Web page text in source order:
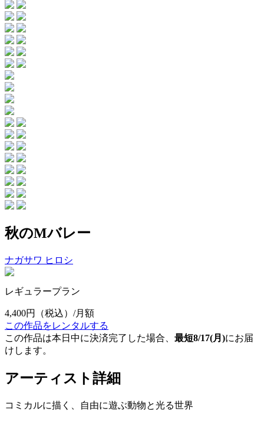
秋のMバレー
ナガサワ ヒロシ
レギュラープラン
4,400円
（税込）/月額
この作品をレンタルする
この作品は本日中に決済完了した場合、 最短8/17(月)にお届
けします。
アーティスト詳細
コミカルに描く、自由に遊ぶ動物と光る世界